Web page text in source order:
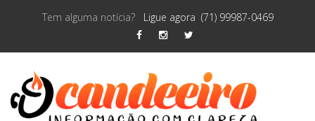
Tem alguma notícia? Ligue agora (71) 99987-0469